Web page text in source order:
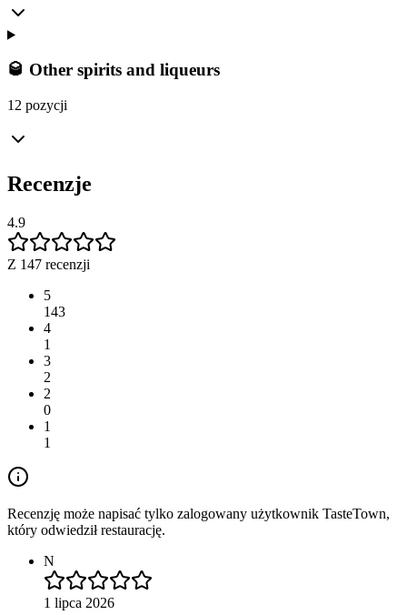
🥃 Other spirits and liqueurs
12 pozycji
Recenzje
4.9
Z 147 recenzji
5
143
4
1
3
2
2
0
1
1
Recenzję może napisać tylko zalogowany użytkownik TasteTown,
który odwiedził restaurację.
N
1 lipca 2026